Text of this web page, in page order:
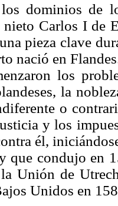
dominios de
Carlos I de
pieza clave
nació en
los
la
o
y los
él,
que condujo en
la Unión de
Unidos en